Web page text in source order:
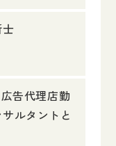
告代理店勤
ルタントと